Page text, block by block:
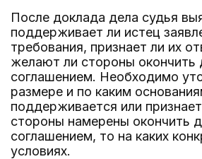
После доклада дела судья
поддерживает ли истец
требования, признает ли их
желают ли стороны
соглашением. Необходимо
размере и по каким
поддерживается или
стороны намерены окончить
соглашением, то на каких
условиях.